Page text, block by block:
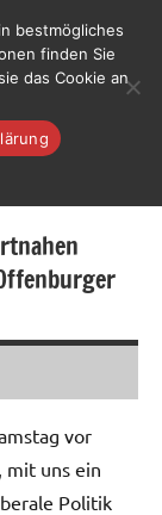
mitmachen
vor
mit uns ein
Politik
bestmögliches
finden Sie
das Cookie an